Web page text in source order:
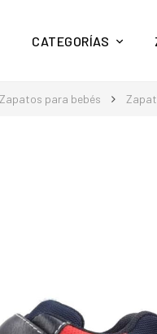
y mucho
CATEGORÍAS
Zapatos para bebés